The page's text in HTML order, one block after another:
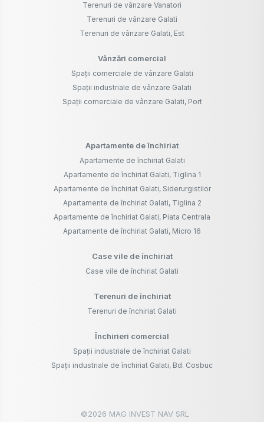
Terenuri de vânzare Vanatori
Terenuri de vânzare Galati
Terenuri de vânzare Galati, Est
Vânzări comercial
Spații comerciale de vânzare Galati
Spații industriale de vânzare Galati
Spații comerciale de vânzare Galati, Port
Apartamente de închiriat
Apartamente de închiriat Galati
Apartamente de închiriat Galati, Tiglina 1
Apartamente de închiriat Galati, Siderurgistilor
Apartamente de închiriat Galati, Tiglina 2
Apartamente de închiriat Galati, Piata Centrala
Apartamente de închiriat Galati, Micro 16
Case vile de închiriat
Case vile de închiriat Galati
Terenuri de închiriat
Terenuri de închiriat Galati
Închirieri comercial
Spații industriale de închiriat Galati
Spații industriale de închiriat Galati, Bd. Cosbuc
©2026 MAG INVEST NAV SRL